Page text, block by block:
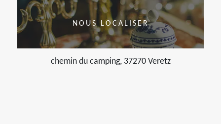
NOUS LOCALISER
chemin du camping, 37270 Veretz